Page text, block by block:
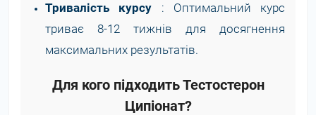
Тривалість курсу : Оптимальний курс
триває 8-12 тижнів для досягнення
максимальних результатів.
Для кого підходить Тестостерон
Ципіонат?